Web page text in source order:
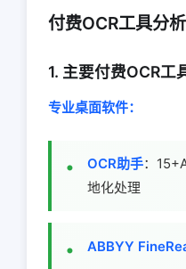
付费OCR工具分析
1. 主要付费OCR工
专业桌面软件：
OCR助手：
地化处理
ABBYY